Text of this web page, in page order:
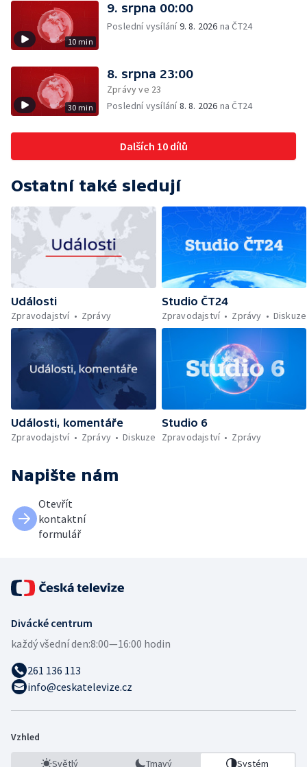
10 min
9. srpna 00:00
Poslední vysílání9. 8. 2026 na ČT24
30 min
8. srpna 23:00
Zprávy ve 23
Poslední vysílání8. 8. 2026 na ČT24
Dalších 10 dílů
Ostatní také sledují
Události
Zpravodajství
Zprávy
Studio ČT24
Zpravodajství
Zprávy Diskuze
Události, komentáře
Zpravodajství
Zprávy Diskuze
Studio 6
Zpravodajství
Zprávy
Napište nám
Otevřít
kontaktní
formulář
Divácké centrum
každý všední den:8:00—16:00 hodin
261 136 113
info@ceskatelevize.cz
Vzhled
Světlý Tmavý Systém